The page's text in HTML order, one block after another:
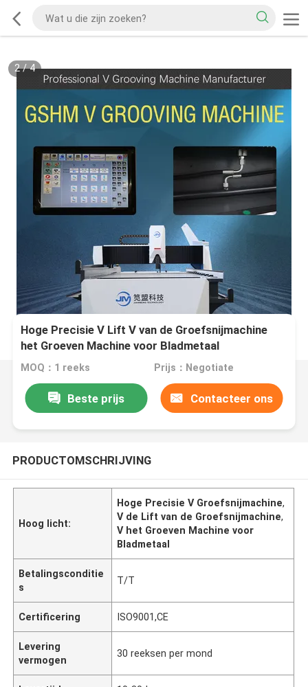
2/4
Hoge Precisie V Lift V van de Groefsnijmachine
het Groeven Machine voor Bladmetaal
MOQ：1 reeks Prijs：Negotiate
Beste prijs Contacteer ons
PRODUCTOMSCHRIJVING
Hoog licht:
Hoge Precisie V Groefsnijmachine,
V de Lift van de Groefsnijmachine,
V het Groeven Machine voor
Bladmetaal
Betalingsconditie
s
T/T
Certificering ISO9001,CE
Levering
vermogen
30 reeksen per mond